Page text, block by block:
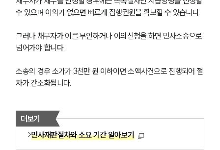
수 있으며 이의가 없으면 빠르게 집행권원을 확보할 수 있습니다.
그러나 채무자가 이를 부인하거나 이의신청을 하면 민사소송으로
넘어가야 합니다.
소송의 경우 소가가 3천만 원 이하이면 소액사건으로 진행되어 절
차가 간소화됩니다.
더보기
민사재판절차와 소요 기간 알아보기